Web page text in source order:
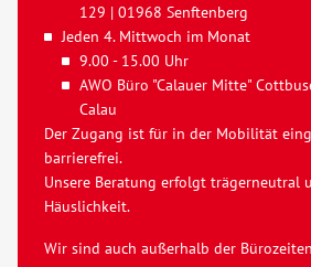
129 | 01968 Senftenberg
Jeden 4. Mittwoch im Monat
9.00 - 15.00 Uhr
AWO Büro "Calauer Mitte"
Calau
Der Zugang ist für in der Mobilität
barrierefrei.
Unsere Beratung erfolgt trägerneutral
Häuslichkeit.
Wir sind auch außerhalb der